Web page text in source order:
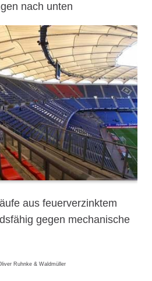
nach unten
aus feuerverzinktem
gegen mechanische
Ruhnke & Waldmüller